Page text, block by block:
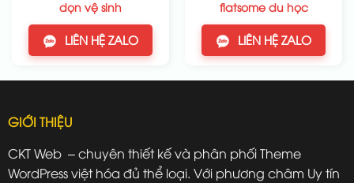
dọn vệ sinh
LIÊN HỆ ZALO
flatsome du học
LIÊN HỆ ZALO
GIỚI THIỆU
CKT Web – chuyên thiết kế và phân phối Theme
WordPress việt hóa đủ thể loại. Với phương châm Uy tín